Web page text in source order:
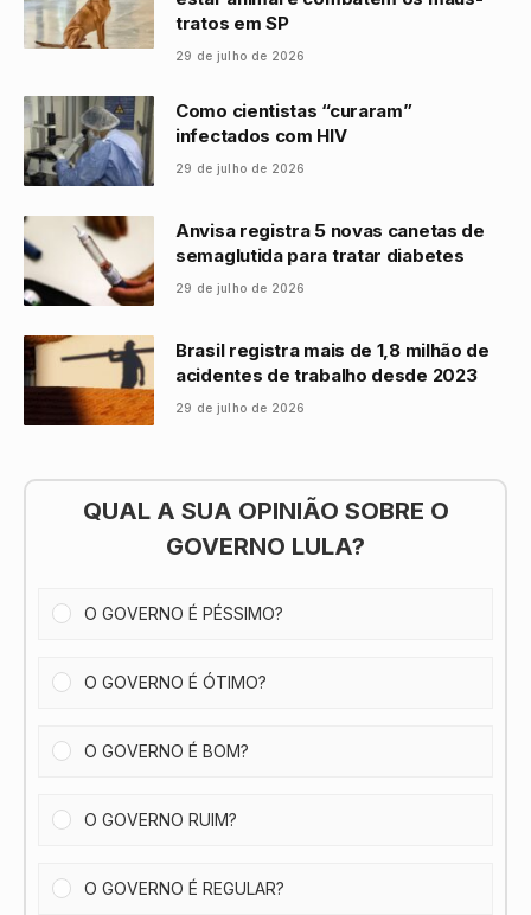
tratos em SP
29 de julho de 2026
Como cientistas “curaram”
infectados com HIV
29 de julho de 2026
Anvisa registra 5 novas canetas de
semaglutida para tratar diabetes
29 de julho de 2026
Brasil registra mais de 1,8 milhão de
acidentes de trabalho desde 2023
29 de julho de 2026
QUAL A SUA OPINIÃO SOBRE O
GOVERNO LULA?
O GOVERNO É PÉSSIMO?
O GOVERNO É ÓTIMO?
O GOVERNO É BOM?
O GOVERNO RUIM?
O GOVERNO É REGULAR?